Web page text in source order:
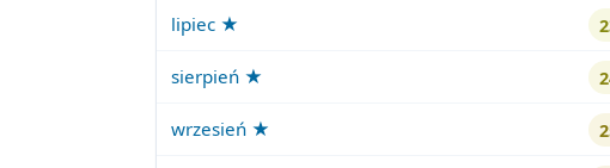
lipiec ★
sierpień ★
wrzesień ★